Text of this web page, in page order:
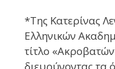
*Της Κατερίνας
Ελληνικών
τίτλο
διευρύνοντας τα